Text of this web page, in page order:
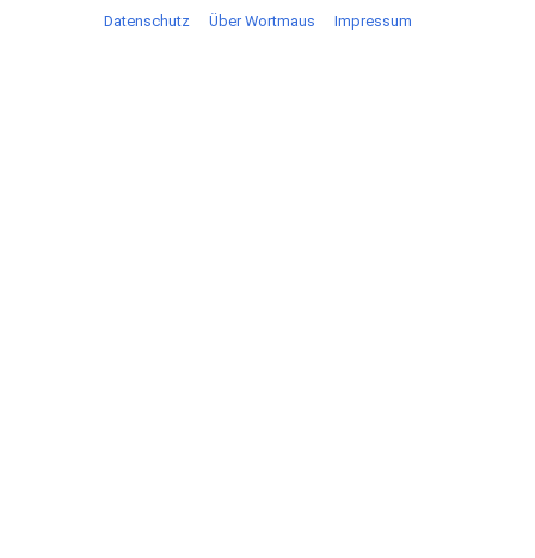
Datenschutz Über Wortmaus Impressum